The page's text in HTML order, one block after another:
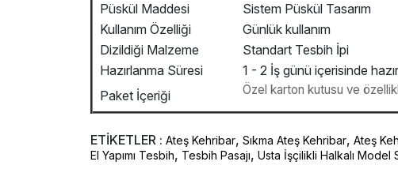
Püskül Maddesi
Sistem Püskül Tasarım
Kullanım Özelliği
Günlük kullanım
Dizildiği Malzeme
Standart Tesbih İpi
Hazırlanma Süresi
1 - 2 İş günü içerisinde
Paket İçeriği
Özel karton kutusu ve
ETİKETLER : Ateş Kehribar, Sıkma Ateş Kehribar, Ateş
El Yapımı Tesbih, Tesbih Pasajı, Usta İşçilikli Halkalı Model